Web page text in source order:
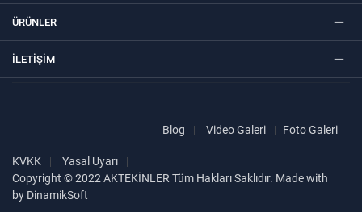
ÜRÜNLER
İLETIŞIM
Blog Video Galeri Foto Galeri
KVKK
Yasal Uyarı
Copyright © 2022 AKTEKİNLER Tüm Hakları Saklıdır. Made with
by DinamikSoft